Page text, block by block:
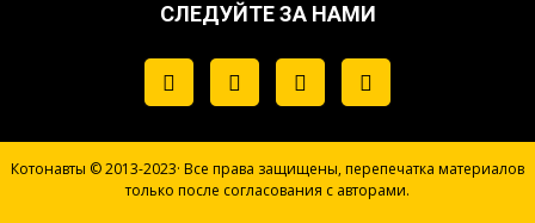
СЛЕДУЙТЕ ЗА НАМИ
Котонавты © 2013-2023· Все права защищены, перепечатка материалов
только после согласования с авторами.